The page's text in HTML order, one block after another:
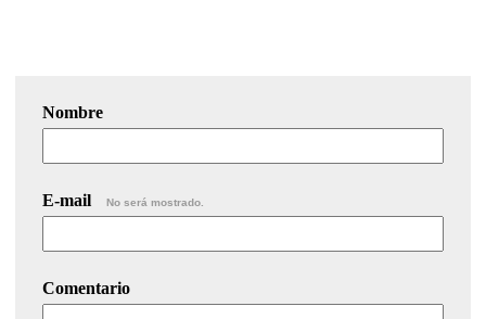
Nombre
E-mail No será mostrado.
Comentario